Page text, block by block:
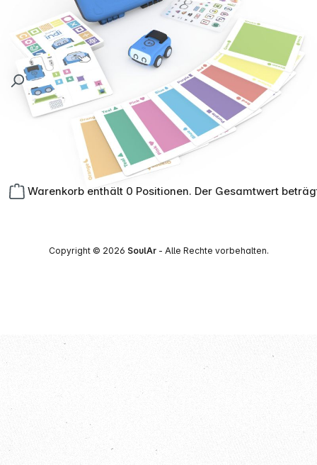
Warenkorb enthält 0 Positionen. Der Gesamtwert
Copyright © 2026 SoulAr- Alle Rechte vorbehalten.